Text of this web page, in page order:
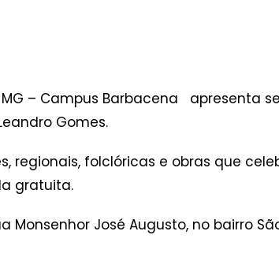
– Campus Barbacena apresenta
Gomes.
regionais, folclóricas e obras que
gratuita.
José Augusto, no bairro